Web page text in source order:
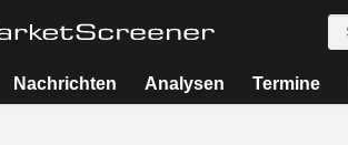
Nachrichten Analysen Termine